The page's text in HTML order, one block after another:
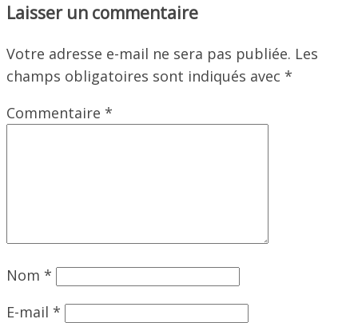
Laisser un commentaire
Votre adresse e-mail ne sera pas publiée. Les
champs obligatoires sont indiqués avec *
Commentaire *
Nom *
E-mail *